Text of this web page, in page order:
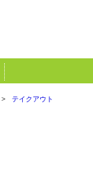
テイクアウト